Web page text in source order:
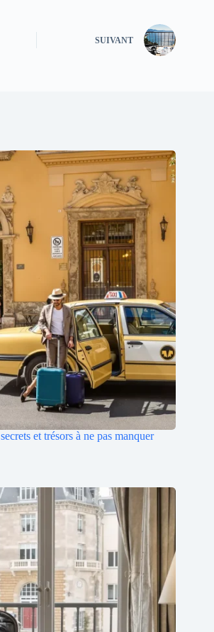
SUIVANT
et trésors à ne pas manquer